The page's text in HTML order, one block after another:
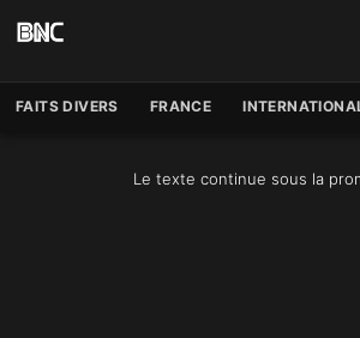
FAITS DIVERS FRANCE
Le texte continue sous la